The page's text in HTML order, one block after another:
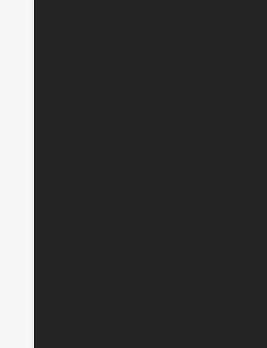
BİLSEK’te Kültürel Bir Şölen: